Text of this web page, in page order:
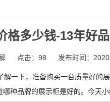
格多少钱-13年好
点击：98 发布时间：
解一下，准备购买一台质量好的
种品牌的展示柜是好的。今天